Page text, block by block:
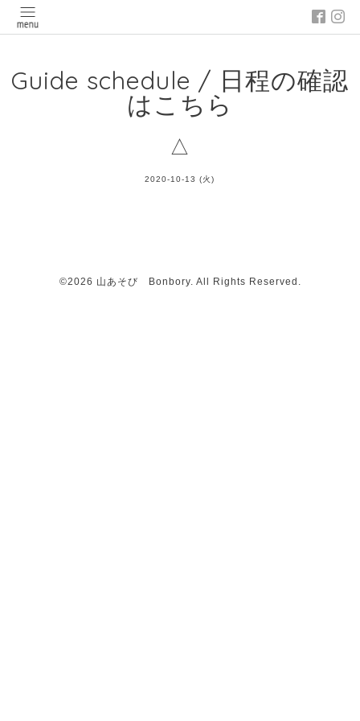
Guide schedule / 日程の確認
はこちら
△
2020-10-13 (火)
©2026 山あそび Bonbory. All Rights Reserved.